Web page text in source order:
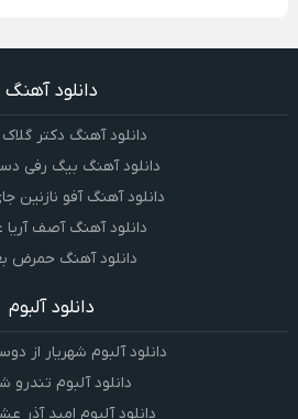
دانلود آهنگ
دانلود آهنگ دکتر
دانلود آهنگ بیگ رفی
دانلود آهنگ آفو نازنین
دانلود آهنگ آصف
دانلود آهنگ حمرض
دانلود آلبوم
دانلود آلبوم شهریار از
دانلود آلبوم تندرو
دانلود آلبوم امید آذر